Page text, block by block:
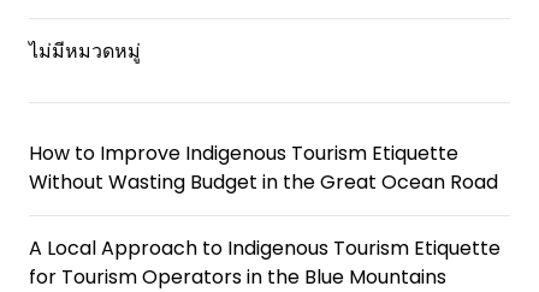
ไม่มีหมวดหมู่
How to Improve Indigenous Tourism Etiquette
Without Wasting Budget in the Great Ocean Road
A Local Approach to Indigenous Tourism Etiquette
for Tourism Operators in the Blue Mountains